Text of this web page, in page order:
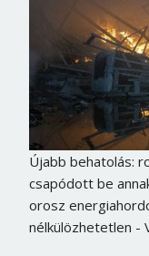
Újabb behatolás:
csapódott be
orosz
nélkülözhetetlen -